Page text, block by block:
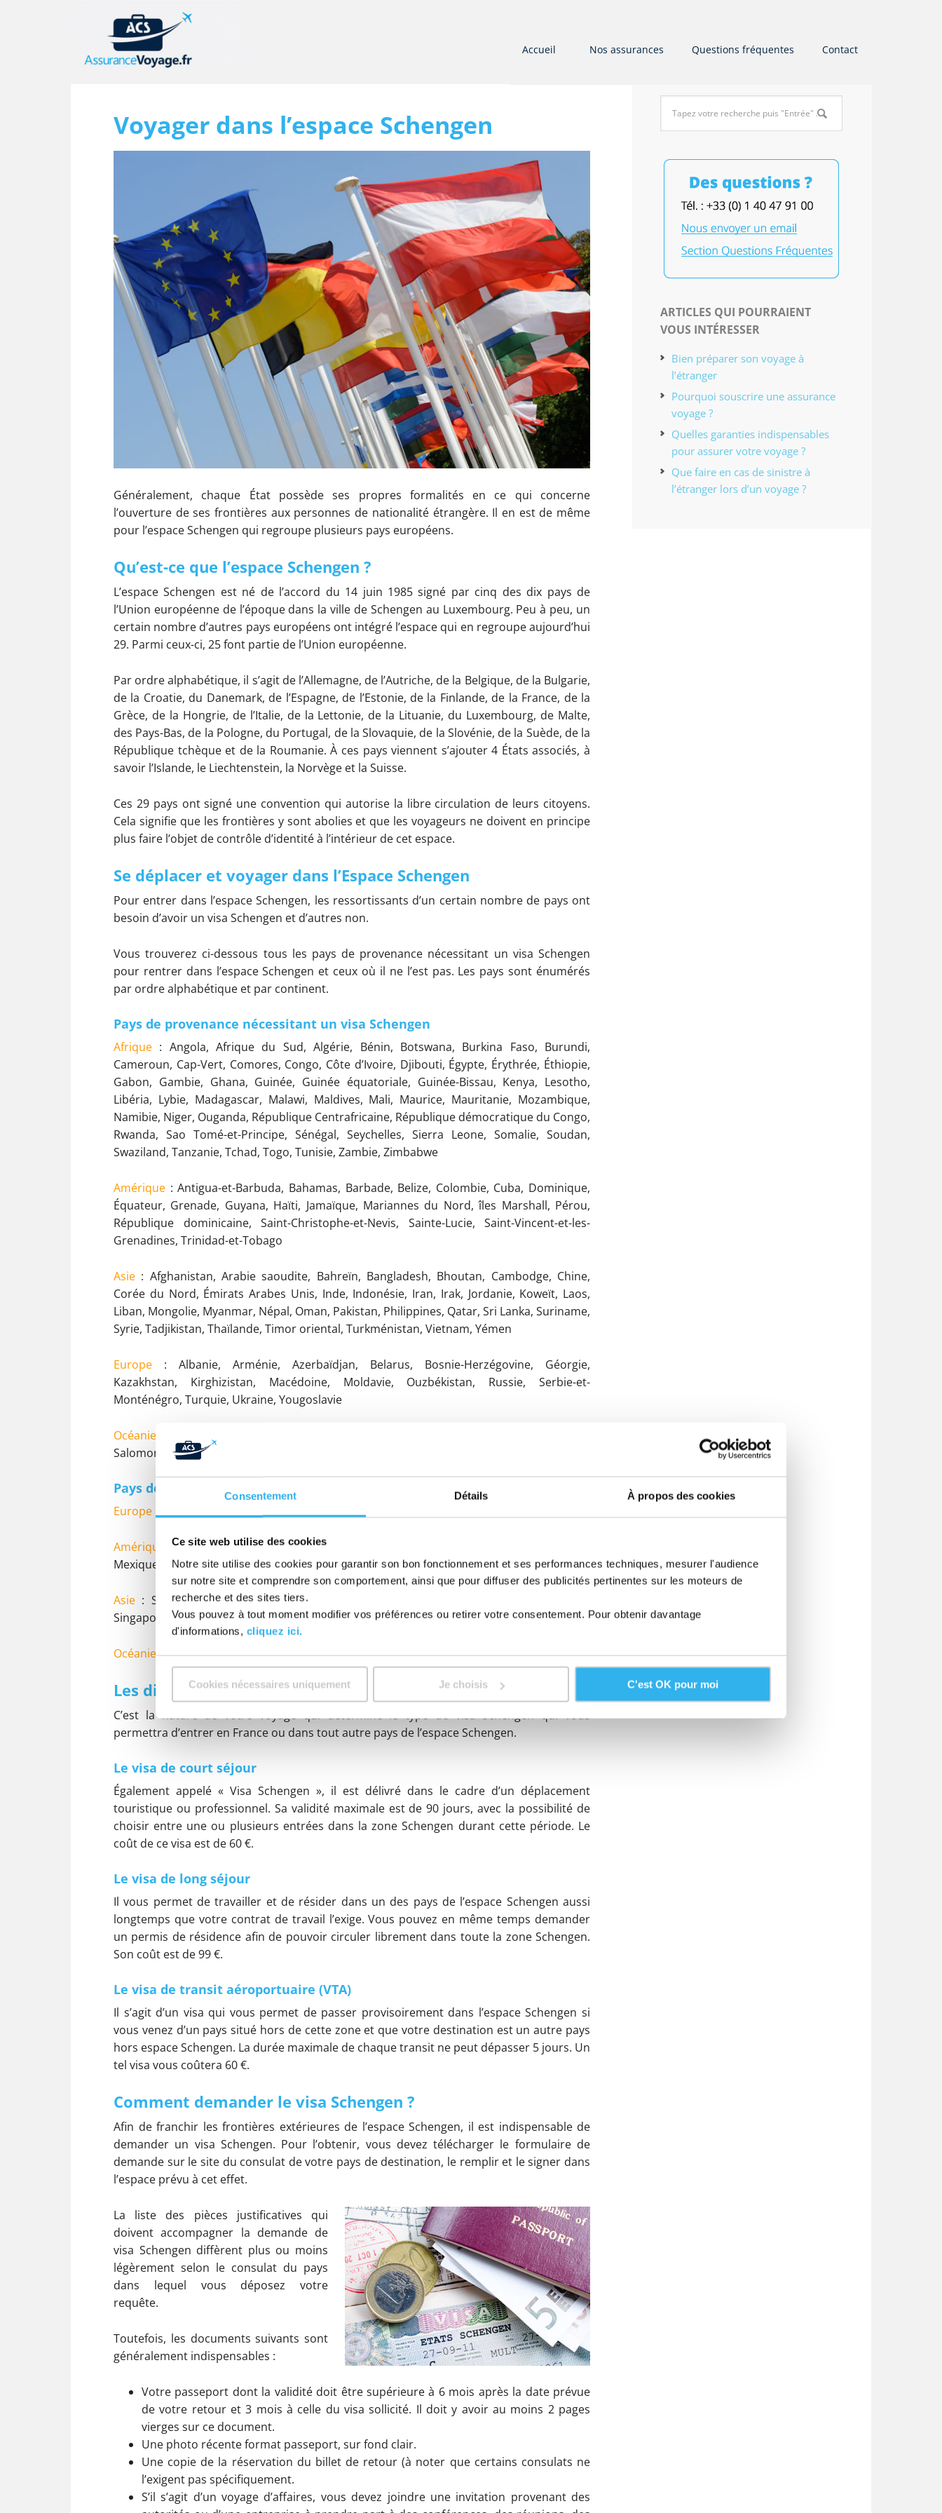
Consentement Détails À propos des cookies
Ce site web utilise des cookies
Notre site utilise des cookies pour garantir son bon fonctionnement et ses performances techniques, mesurer l'audience
sur notre site et comprendre son comportement, ainsi que pour diffuser des publicités pertinentes sur les moteurs de
recherche et des sites tiers.
Vous pouvez à tout moment modifier vos préférences ou retirer votre consentement. Pour obtenir davantage
d'informations, cliquez ici.
Cookies nécessaires uniquement Je choisis C'est OK pour moi
Accueil Nos assurances Questions fréquentes Contact
Voyager dans l’espace Schengen
Généralement, chaque État possède ses propres formalités en ce qui concerne
l’ouverture de ses frontières aux personnes de nationalité étrangère. Il en est de même
pour l’espace Schengen qui regroupe plusieurs pays européens.
Qu’est-ce que l’espace Schengen ?
L’espace Schengen est né de l’accord du 14 juin 1985 signé par cinq des dix pays de
l’Union européenne de l’époque dans la ville de Schengen au Luxembourg. Peu à peu, un
certain nombre d’autres pays européens ont intégré l’espace qui en regroupe aujourd’hui
29. Parmi ceux-ci, 25 font partie de l’Union européenne.
Par ordre alphabétique, il s’agit de l’Allemagne, de l’Autriche, de la Belgique, de la Bulgarie,
de la Croatie, du Danemark, de l’Espagne, de l’Estonie, de la Finlande, de la France, de la
Grèce, de la Hongrie, de l’Italie, de la Lettonie, de la Lituanie, du Luxembourg, de Malte,
des Pays-Bas, de la Pologne, du Portugal, de la Slovaquie, de la Slovénie, de la Suède, de la
République tchèque et de la Roumanie. À ces pays viennent s’ajouter 4 États associés, à
savoir l’Islande, le Liechtenstein, la Norvège et la Suisse.
Ces 29 pays ont signé une convention qui autorise la libre circulation de leurs citoyens.
Cela signifie que les frontières y sont abolies et que les voyageurs ne doivent en principe
plus faire l’objet de contrôle d’identité à l’intérieur de cet espace.
Se déplacer et voyager dans l’Espace Schengen
Pour entrer dans l’espace Schengen, les ressortissants d’un certain nombre de pays ont
besoin d’avoir un visa Schengen et d’autres non.
Vous trouverez ci-dessous tous les pays de provenance nécessitant un visa Schengen
pour rentrer dans l’espace Schengen et ceux où il ne l’est pas. Les pays sont énumérés
par ordre alphabétique et par continent.
Pays de provenance nécessitant un visa Schengen
Afrique : Angola, Afrique du Sud, Algérie, Bénin, Botswana, Burkina Faso, Burundi,
Cameroun, Cap-Vert, Comores, Congo, Côte d’Ivoire, Djibouti, Égypte, Érythrée, Éthiopie,
Gabon, Gambie, Ghana, Guinée, Guinée équatoriale, Guinée-Bissau, Kenya, Lesotho,
Libéria, Lybie, Madagascar, Malawi, Maldives, Mali, Maurice, Mauritanie, Mozambique,
Namibie, Niger, Ouganda, République Centrafricaine, République démocratique du Congo,
Rwanda, Sao Tomé-et-Principe, Sénégal, Seychelles, Sierra Leone, Somalie, Soudan,
Swaziland, Tanzanie, Tchad, Togo, Tunisie, Zambie, Zimbabwe
Amérique : Antigua-et-Barbuda, Bahamas, Barbade, Belize, Colombie, Cuba, Dominique,
Équateur, Grenade, Guyana, Haïti, Jamaïque, Mariannes du Nord, îles Marshall, Pérou,
République dominicaine, Saint-Christophe-et-Nevis, Sainte-Lucie, Saint-Vincent-et-les-
Grenadines, Trinidad-et-Tobago
Asie : Afghanistan, Arabie saoudite, Bahreïn, Bangladesh, Bhoutan, Cambodge, Chine,
Corée du Nord, Émirats Arabes Unis, Inde, Indonésie, Iran, Irak, Jordanie, Koweït, Laos,
Liban, Mongolie, Myanmar, Népal, Oman, Pakistan, Philippines, Qatar, Sri Lanka, Suriname,
Syrie, Tadjikistan, Thaïlande, Timor oriental, Turkménistan, Vietnam, Yémen
Europe : Albanie, Arménie, Azerbaïdjan, Belarus, Bosnie-Herzégovine, Géorgie,
Kazakhstan, Kirghizistan, Macédoine, Moldavie, Ouzbékistan, Russie, Serbie-et-
Monténégro, Turquie, Ukraine, Yougoslavie
Océanie
Salomon, Samoa, Tonga, Tuvalu, Vanuatu
Pays de provenance où le visa Schengen n’est pas obligatoire
Europe : Andorre, Bulgarie, Croatie, Monaco, Roumanie, Saint-Marin, Suisse, Vatican
Amérique
: Argentine, Brésil, Canada, Chili, Costa Rica, États-Unis, Guatemala, Honduras,
Mexique, Nicaragua, Panama, Paraguay, Uruguay, Venezuela
Asie : Sultanat de Brunei, Corée du Sud, Hong-Kong, Israël, Japon, Macao, Malaisie,
Singapour
Océanie: Australie, Nouvelle-Zélande
Les différents types de visa Schengen
C’est la nature de votre voyage qui détermine le type de visa Schengen qui vous
permettra d’entrer en France ou dans tout autre pays de l’espace Schengen.
Le visa de court séjour
Également appelé « Visa Schengen », il est délivré dans le cadre d’un déplacement
touristique ou professionnel. Sa validité maximale est de 90 jours, avec la possibilité de
choisir entre une ou plusieurs entrées dans la zone Schengen durant cette période. Le
coût de ce visa est de 60 €.
Le visa de long séjour
Il vous permet de travailler et de résider dans un des pays de l’espace Schengen aussi
longtemps que votre contrat de travail l’exige. Vous pouvez en même temps demander
un permis de résidence afin de pouvoir circuler librement dans toute la zone Schengen.
Son coût est de 99 €.
Le visa de transit aéroportuaire (VTA)
Il s’agit d’un visa qui vous permet de passer provisoirement dans l’espace Schengen si
vous venez d’un pays situé hors de cette zone et que votre destination est un autre pays
hors espace Schengen. La durée maximale de chaque transit ne peut dépasser 5 jours. Un
tel visa vous coûtera 60 €.
Comment demander le visa Schengen ?
Afin de franchir les frontières extérieures de l’espace Schengen, il est indispensable de
demander un visa Schengen. Pour l’obtenir, vous devez télécharger le formulaire de
demande sur le site du consulat de votre pays de destination, le remplir et le signer dans
l’espace prévu à cet effet.
La liste des pièces justificatives qui
doivent accompagner la demande de
visa Schengen diffèrent plus ou moins
légèrement selon le consulat du pays
dans lequel vous déposez votre
requête.
Toutefois, les documents suivants sont
généralement indispensables :
Votre passeport dont la validité doit être supérieure à 6 mois après la date prévue
de votre retour et 3 mois à celle du visa sollicité. Il doit y avoir au moins 2 pages
vierges sur ce document.
Une photo récente format passeport, sur fond clair.
Une copie de la réservation du billet de retour (à noter que certains consulats ne
l’exigent pas spécifiquement.
S’il s’agit d’un voyage d’affaires, vous devez joindre une invitation provenant des
ARTICLES QUI POURRAIENT
VOUS INTÉRESSER
Bien préparer son voyage à
l’étranger
Pourquoi souscrire une assurance
voyage ?
Quelles garanties indispensables
pour assurer votre voyage ?
Que faire en cas de sinistre à
l’étranger lors d’un voyage ?